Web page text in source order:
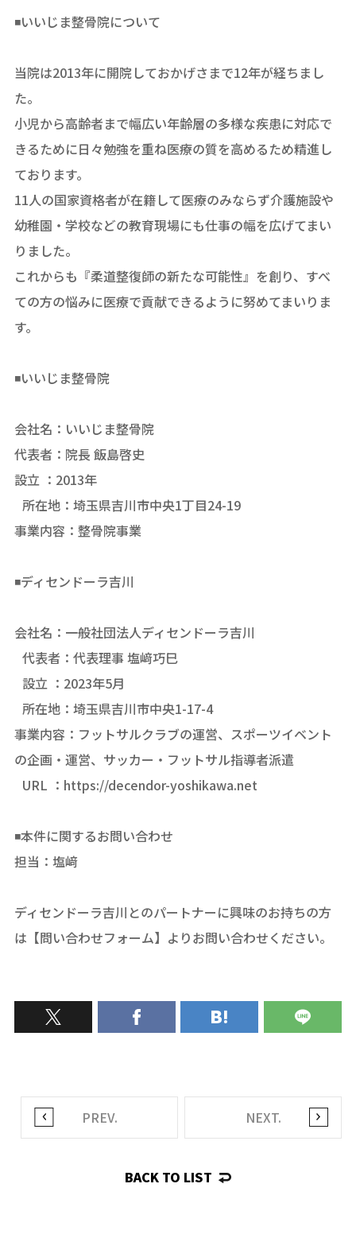
◾️いいじま整骨院について
当院は2013年に開院しておかげさまで12年が経ちまし
た。
小児から高齢者まで幅広い年齢層の多様な疾患に対応で
きるために日々勉強を重ね医療の質を高めるため精進し
ております。
11人の国家資格者が在籍して医療のみならず介護施設や
幼稚園・学校などの教育現場にも仕事の幅を広げてまい
りました。
これからも『柔道整復師の新たな可能性』を創り、すべ
ての方の悩みに医療で貢献できるように努めてまいりま
す。
◾️いいじま整骨院
会社名：いいじま整骨院
代表者：院長 飯島啓史
設立 ：2013年
所在地：埼玉県吉川市中央1丁目24-19
事業内容：整骨院事業
◾️ディセンドーラ吉川
会社名：一般社団法人ディセンドーラ吉川
代表者：代表理事 塩﨑巧巳
設立 ：2023年5月
所在地：埼玉県吉川市中央1-17-4
事業内容：フットサルクラブの運営、スポーツイベント
の企画・運営、サッカー・フットサル指導者派遣
URL ： https://decendor-yoshikawa.net
◾️本件に関するお問い合わせ
担当：塩﨑
ディセンドーラ吉川とのパートナーに興味のお持ちの方
は【問い合わせフォーム】よりお問い合わせください。
PREV. NEXT.
BACK TO LIST